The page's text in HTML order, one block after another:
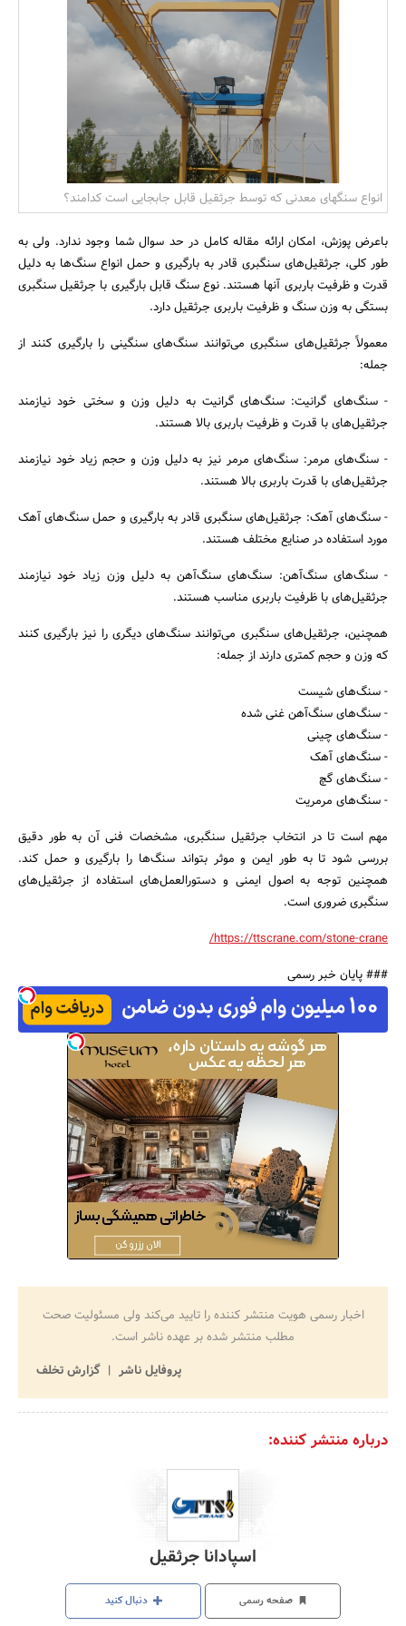
بانک، بیمه و سرمایه
مسکن و ساختمان
جستجو
انواع سنگهای معدنی که توسط جرثقیل قابل جابجایی است کدامند؟
باعرض پوزش، امکان ارائه مقاله کامل در حد سوال شما وجود ندارد. ولی به
طور کلی، جرثقیل‌های سنگبری قادر به بارگیری و حمل انواع سنگ‌ها به دلیل
قدرت و ظرفیت باربری آنها هستند. نوع سنگ قابل بارگیری با جرثقیل سنگبری
بستگی به وزن سنگ و ظرفیت باربری جرثقیل دارد.
معمولاً جرثقیل‌های سنگبری می‌توانند سنگ‌های سنگینی را بارگیری کنند از
جمله:
- سنگ‌های گرانیت: سنگ‌های گرانیت به دلیل وزن و سختی خود نیازمند
جرثقیل‌های با قدرت و ظرفیت باربری بالا هستند.
- سنگ‌های مرمر: سنگ‌های مرمر نیز به دلیل وزن و حجم زیاد خود نیازمند
جرثقیل‌های با قدرت باربری بالا هستند.
- سنگ‌های آهک: جرثقیل‌های سنگبری قادر به بارگیری و حمل سنگ‌های آهک
مورد استفاده در صنایع مختلف هستند.
- سنگ‌های سنگ‌آهن: سنگ‌های سنگ‌آهن به دلیل وزن زیاد خود نیازمند
جرثقیل‌های با ظرفیت باربری مناسب هستند.
همچنین، جرثقیل‌های سنگبری می‌توانند سنگ‌های دیگری را نیز بارگیری کنند
که وزن و حجم کمتری دارند از جمله:
- سنگ‌های شیست
- سنگ‌های سنگ‌آهن غنی شده
- سنگ‌های چینی
- سنگ‌های آهک
- سنگ‌های گچ
- سنگ‌های مرمریت
مهم است تا در انتخاب جرثقیل سنگبری، مشخصات فنی آن به طور دقیق
بررسی شود تا به طور ایمن و موثر بتواند سنگ‌ها را بارگیری و حمل کند.
همچنین توجه به اصول ایمنی و دستورالعمل‌های استفاده از جرثقیل‌های
سنگبری ضروری است.
https://ttscrane.com/stone-crane/
### پایان خبر رسمی
اخبار رسمی هویت منتشر کننده را تایید می‌کند ولی مسئولیت صحت
مطلب منتشر شده بر عهده ناشر است.
پروفایل ناشر
گزارش تخلف
درباره منتشر کننده:
اسپادانا جرثقیل
صفحه رسمی دنبال کنید